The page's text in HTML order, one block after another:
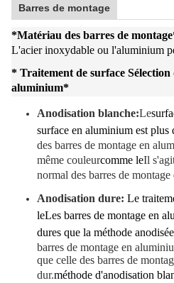
Barres de montage
*Matériau des barres de montage
L'acier inoxydable ou l'aluminium
* Traitement de surface Sélection
aluminium*
Anodisation blanche:Le
surface en aluminium est plus
des barres de montage en
même couleurcomme leIl
normal des barres de
Anodisation dure: Le
leLes barres de montage en
dures que la méthode
barres de montage en
que celle des barres de
dur.méthode d'anodisation